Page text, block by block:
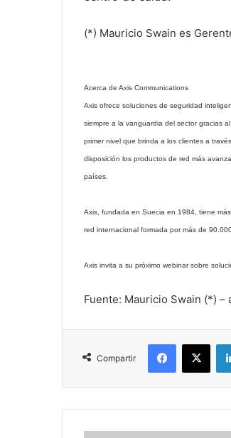
(*) Mauricio Swain es
Acerca de Axis Communications
Axis ofrece soluciones de seguridad
siempre a la vanguardia del sector gracias
primer nivel que brinda a los clientes a
disposición los productos de red más
países.
Axis, fundada en Suecia en 1984, tiene
red internacional formada por más de
Axis invita a su próximo webinar sobre
Fuente: Mauricio Swain (*) –
Compartir
Facebook
X